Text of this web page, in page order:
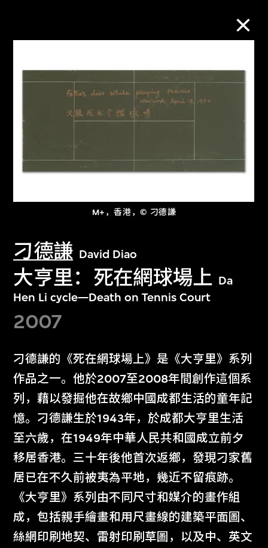
M+，香港，© 刁德謙
刁德謙 David Diao
大亨里：死在網球場上 Da
Hen Li cycle—Death on Tennis Court
2007
刁德謙的《死在網球場上》是《大亨里》系列
作品之一。他於2007至2008年間創作這個系
列，藉以發掘他在故鄉中國成都生活的童年記
憶。刁德謙生於1943年，於成都大亨里生活
至六歲，在1949年中華人民共和國成立前夕
移居香港。三十年後他首次返鄉，發現刁家舊
居已在不久前被夷為平地，幾近不留痕跡。
《大亨里》系列由不同尺寸和媒介的畫作組
成，包括親手繪畫和用尺畫線的建築平面圖、
絲網印刷地契、雷射印刷草圖，以及中、英文
进一步筛选
文化藏品。